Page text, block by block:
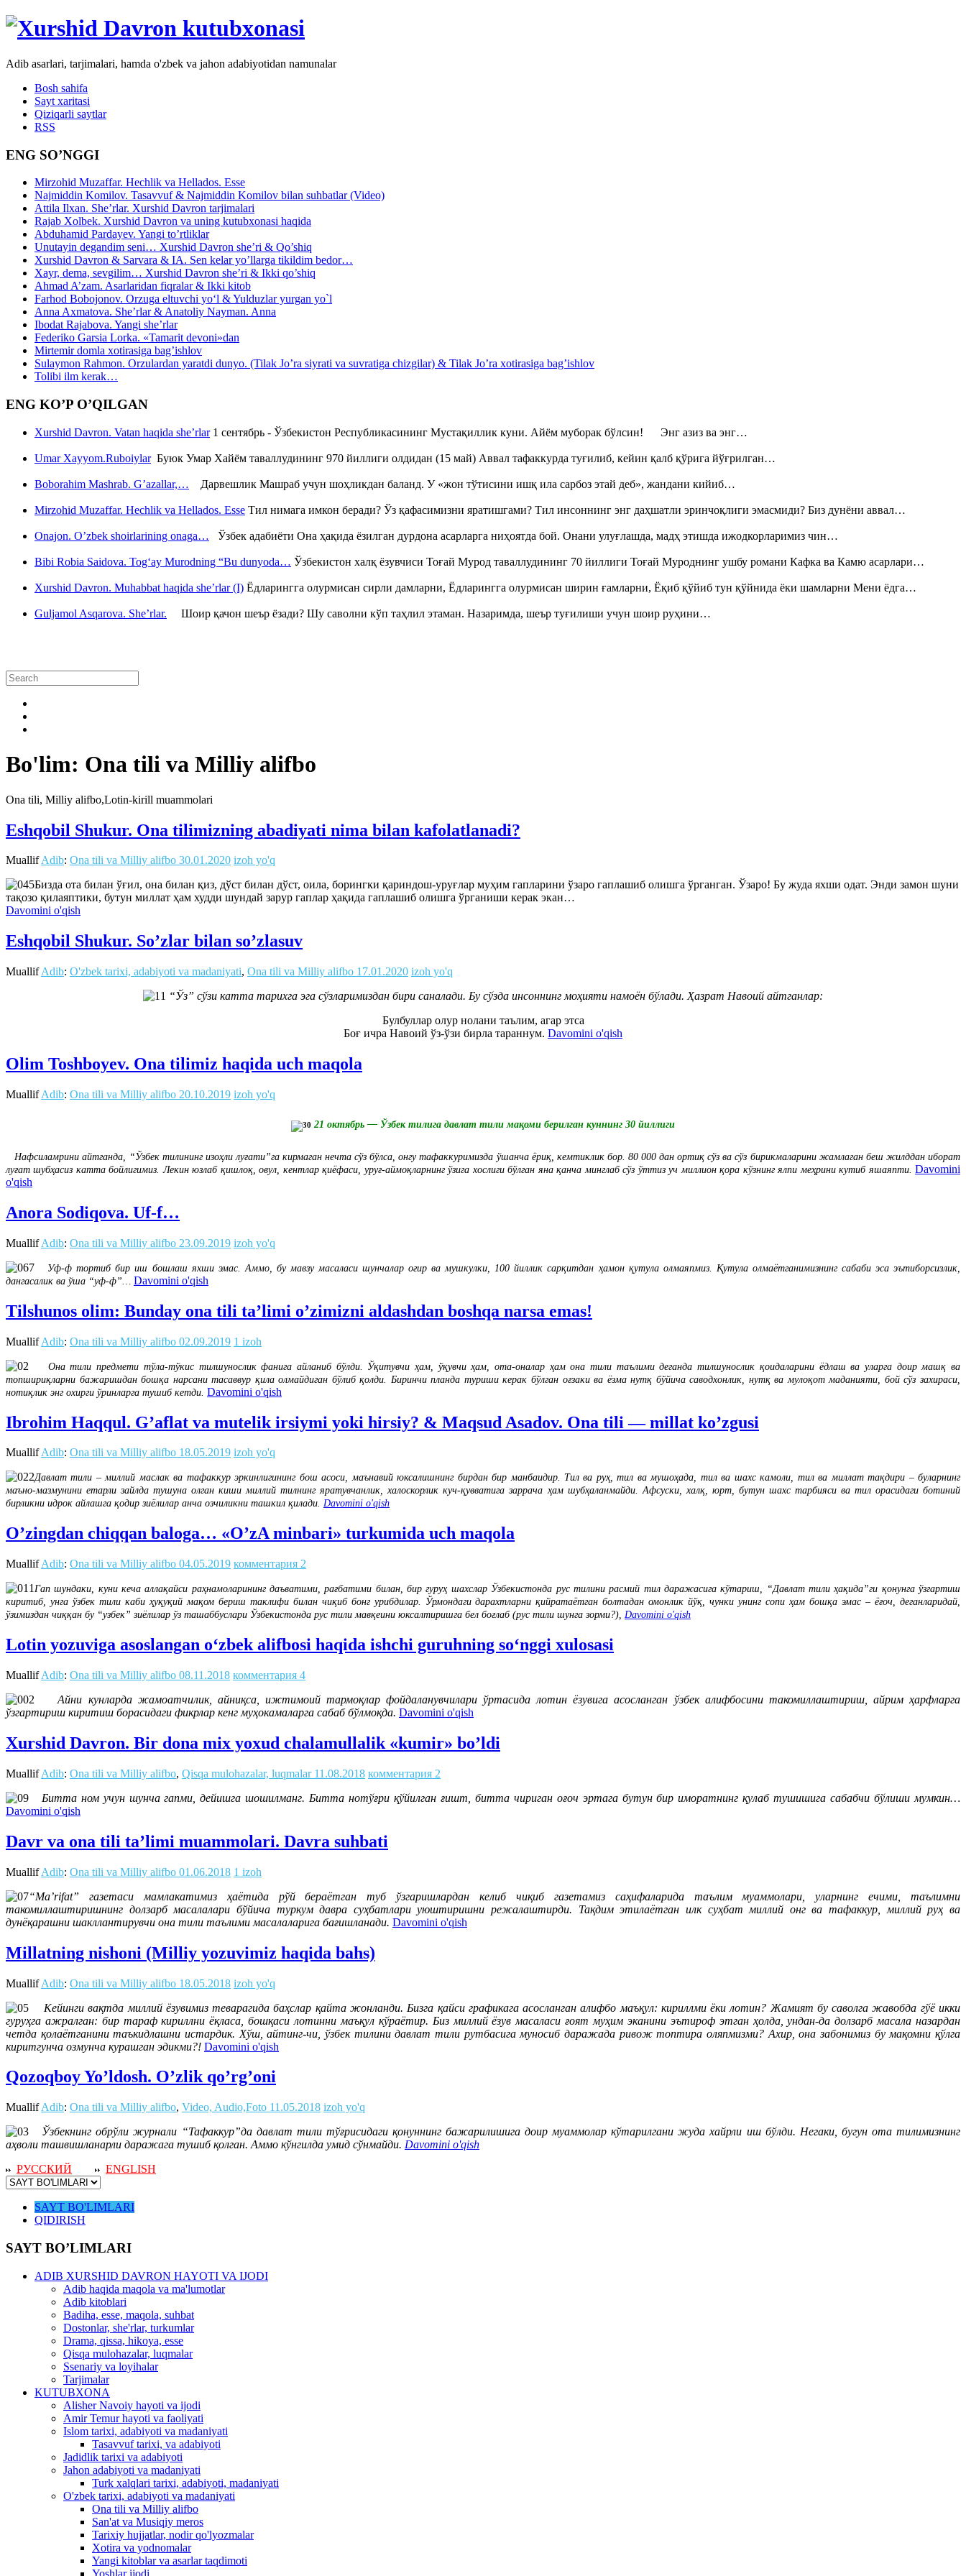
Adib asarlari, tarjimalari, hamda o'zbek va jahon adabiyotidan namunalar
Bosh sahifa
Sayt xaritasi
Qiziqarli saytlar
RSS
ENG SO’NGGI
Mirzohid Muzaffar. Hechlik va Hellados. Esse
Najmiddin Komilov. Tasavvuf & Najmiddin Komilov bilan suhbatlar (Video)
Attila Ilxan. She’rlar. Xurshid Davron tarjimalari
Rajab Xolbek. Xurshid Davron va uning kutubxonasi haqida
Abduhamid Pardayev. Yangi to’rtliklar
Unutayin degandim seni… Xurshid Davron she’ri & Qo’shiq
Xurshid Davron & Sarvara & IA. Sen kelar yo’llarga tikildim bedor…
Xayr, dema, sevgilim… Xurshid Davron she’ri & Ikki qo’shiq
Ahmad A’zam. Asarlaridan fiqralar & Ikki kitob
Farhod Bobojonov. Orzuga eltuvchi yo‘l & Yulduzlar yurgan yo`l
Anna Axmatova. She’rlar & Anatoliy Nayman. Anna
Ibodat Rajabova. Yangi she’rlar
Federiko Garsia Lorka. «Tamarit devoni»dan
Mirtemir domla xotirasiga bag’ishlov
Sulaymon Rahmon. Orzulardan yaratdi dunyo. (Tilak Jo’ra siyrati va suvratiga chizgilar) & Tilak Jo’ra xotirasiga bag’ishlov
Tolibi ilm kerak…
ENG KO’P O’QILGAN
Xurshid Davron. Vatan haqida she’rlar1 сентябрь - Ўзбекистон Республикасининг Мустақиллик куни. Айём муборак бўлсин! Энг азиз ва энг…
Umar Xayyom.RuboiylarБуюк Умар Хайём таваллудининг 970 йиллиги олдидан (15 май) Аввал тафаккурда туғилиб, кейин қалб қўрига йўғрилган…
Boborahim Mashrab. G’azallar,… Дарвешлик Машраб учун шоҳликдан баланд. У «жон тўтисини ишқ ила сарбоз этай деб», жандани кийиб…
Mirzohid Muzaffar. Hechlik va Hellados. Esse Тил нимага имкон беради? Ўз қафасимизни яратишгами? Тил инсоннинг энг даҳшатли эринчоқлиги эмасмиди? Биз дунёни аввал…
Onajon. O’zbek shoirlarining onaga… Ўзбек адабиёти Она ҳақида ёзилган дурдона асарларга ниҳоятда бой. Онани улуғлашда, мадҳ этишда ижодкорларимиз чин…
Bibi Robia Saidova. Tog‘ay Murodning “Bu dunyoda… Ўзбекистон халқ ёзувчиси Тоғай Мурод таваллудининг 70 йиллиги Тоғай Муроднинг ушбу романи Кафка ва Камю асарлари…
Xurshid Davron. Muhabbat haqida she’rlar (I) Ёдларингга олурмисан сирли дамларни, Ёдларингга олурмисан ширин ғамларни, Ёқиб қўйиб тун қўйнида ёки шамларни Мени ёдга…
Guljamol Asqarova. She’rlar. Шоир қачон шеър ёзади? Шу саволни кўп таҳлил этаман. Назаримда, шеър туғилиши учун шоир руҳини…
Bo'lim: Ona tili va Milliy alifbo
Ona tili, Milliy alifbo,Lotin-kirill muammolari
Eshqobil Shukur. Ona tilimizning abadiyati nima bilan kafolatlanadi?
MuallifAdib: Ona tili va Milliy alifbo 30.01.2020 izoh yo'q
Бизда ота билан ўғил, она билан қиз, дўст билан дўст, оила, борингки қариндош-уруғлар муҳим гапларини ўзаро гаплашиб олишга ўрганган. Ўзаро! Бу жуда яхши одат. Энди замон шуни
тақозо қилаяптики, бутун миллат ҳам худди шундай зарур гаплар ҳақида гаплашиб олишга ўрганиши керак экан…
Davomini o'qish
Eshqobil Shukur. So’zlar bilan so’zlasuv
MuallifAdib: O'zbek tarixi, adabiyoti va madaniyati, Ona tili va Milliy alifbo 17.01.2020 izoh yo'q
“Ўз” сўзи катта тарихга эга сўзларимиздан бири саналади. Бу сўзда инсоннинг моҳияти намоён бўлади. Ҳазрат Навоий айтганлар:
Булбуллар олур нолани таълим, агар этса
Боғ ичра Навоий ўз-ўзи бирла тараннум. Davomini o'qish
Olim Toshboyev. Ona tilimiz haqida uch maqola
MuallifAdib: Ona tili va Milliy alifbo 20.10.2019 izoh yo'q
21 октябрь — Ўзбек тилига давлат тили мақоми берилган куннинг 30 йиллиги
Нафсиламрини айтганда, “Ўзбек тилининг изоҳли луғати”га кирмаган нечта сўз бўлса, онгу тафаккуримизда ўшанча ёриқ, кемтиклик бор. 80 000 дан ортиқ сўз ва сўз бирикмаларини жамлаган беш жилддан иборат
луғат шубҳасиз катта бойлигимиз. Лекин юзлаб қишлоқ, овул, кентлар қиёфаси, уруғ-аймоқларнинг ўзига хослиги бўлган яна қанча минглаб сўз ўттиз уч миллион қора кўзнинг ялпи меҳрини кутиб яшаяпти. Davomini
o'qish
Anora Sodiqova. Uf-f…
MuallifAdib: Ona tili va Milliy alifbo 23.09.2019 izoh yo'q
Уф-ф тортиб бир иш бошлаш яхши эмас. Аммо, бу мавзу масаласи шунчалар оғир ва мушкулки, 100 йиллик сарқитдан ҳамон қутула олмаяпмиз. Қутула олмаётганимизнинг сабаби эса эътиборсизлик,
дангасалик ва ўша “уф-ф”… Davomini o'qish
Tilshunos olim: Bunday ona tili ta’limi o’zimizni aldashdan boshqa narsa emas!
MuallifAdib: Ona tili va Milliy alifbo 02.09.2019 1 izoh
Она тили предмети тўла-тўкис тилшунослик фанига айланиб бўлди. Ўқитувчи ҳам, ўқувчи ҳам, ота-оналар ҳам она тили таълими деганда тилшунослик қоидаларини ёдлаш ва уларга доир машқ ва
топшириқларни бажаришдан бошқа нарсани тасаввур қила олмайдиган бўлиб қолди. Биринчи планда туриши керак бўлган оғзаки ва ёзма нутқ бўйича саводхонлик, нутқ ва мулоқот маданияти, бой сўз захираси,
нотиқлик энг охирги ўринларга тушиб кетди. Davomini o'qish
Ibrohim Haqqul. G’aflat va mutelik irsiymi yoki hirsiy? & Maqsud Asadov. Ona tili — millat ko’zgusi
MuallifAdib: Ona tili va Milliy alifbo 18.05.2019 izoh yo'q
Давлат тили – миллий маслак ва тафаккур эркинлигининг бош асоси, маънавий юксалишнинг бирдан бир манбаидир. Тил ва руҳ, тил ва мушоҳада, тил ва шахс камоли, тил ва миллат тақдири – буларнинг
маъно-мазмунини етарли зайлда тушуна олган киши миллий тилнинг яратувчанлик, халоскорлик куч-қувватига заррача ҳам шубҳаланмайди. Афсуски, халқ, юрт, бутун шахс тарбияси ва тил орасидаги ботиний
бирликни идрок айлашга қодир зиёлилар анча озчиликни ташкил қилади. Davomini o'qish
O’zingdan chiqqan baloga… «O’zA minbari» turkumida uch maqola
MuallifAdib: Ona tili va Milliy alifbo 04.05.2019 комментария 2
Гап шундаки, куни кеча аллақайси раҳнамоларининг даъватими, рағбатими билан, бир гуруҳ шахслар Ўзбекистонда рус тилини расмий тил даражасига кўтариш, “Давлат тили ҳақида”ги қонунга ўзгартиш
киритиб, унга ўзбек тили каби ҳуқуқий мақом бериш таклифи билан чиқиб бонг урибдилар. Ўрмондаги дарахтларни қийратаётган болтадан омонлик йўқ, чунки унинг сопи ҳам бошқа эмас – ёғоч, деганларидай,
ўзимиздан чиққан бу “узбек” зиёлилар ўз ташаббуслари Ўзбекистонда рус тили мавқеини юксалтиришга бел боғлаб (рус тили шунга зорми?), Davomini o'qish
Lotin yozuviga asoslangan oʻzbek alifbosi haqida ishchi guruhning soʻnggi xulosasi
MuallifAdib: Ona tili va Milliy alifbo 08.11.2018 комментария 4
Айни кунларда жамоатчилик, айниқса, ижтимоий тармоқлар фойдаланувчилари ўртасида лотин ёзувига асосланган ўзбек алифбосини такомиллаштириш, айрим ҳарфларга
ўзгартириш киритиш борасидаги фикрлар кенг муҳокамаларга сабаб бўлмоқда. Davomini o'qish
Xurshid Davron. Bir dona mix yoxud chalamullalik «kumir» bo’ldi
MuallifAdib: Ona tili va Milliy alifbo, Qisqa mulohazalar, luqmalar 11.08.2018 комментария 2
Битта ном учун шунча гапми, дейишга шошилманг. Битта нотўғри қўйилган ғишт, битта чириган оғоч эртага бутун бир иморатнинг қулаб тушишига сабабчи бўлиши мумкин…
Davomini o'qish
Davr va ona tili ta’limi muammolari. Davra suhbati
MuallifAdib: Ona tili va Milliy alifbo 01.06.2018 1 izoh
“Ma’rifat” газетаси мамлакатимиз ҳаётида рўй бераётган туб ўзгаришлардан келиб чиқиб газетамиз саҳифаларида таълим муаммолари, уларнинг ечими, таълимни
такомиллаштиришнинг долзарб масалалари бўйича туркум давра суҳбатлари уюштиришни режалаштирди. Тақдим этилаётган илк суҳбат миллий онг ва тафаккур, миллий руҳ ва
дунёқарашни шакллантирувчи она тили таълими масалаларига бағишланади. Davomini o'qish
Millatning nishoni (Milliy yozuvimiz haqida bahs)
MuallifAdib: Ona tili va Milliy alifbo 18.05.2018 izoh yo'q
Кейинги вақтда миллий ёзувимиз теварагида баҳслар қайта жонланди. Бизга қайси графикага асосланган алифбо маъқул: кириллми ёки лотин? Жамият бу саволга жавобда гўё икки
гуруҳга ажралган: бир тараф кириллни ёқласа, бошқаси лотинни маъқул кўраётир. Биз миллий ёзув масаласи ғоят муҳим эканини эътироф этган ҳолда, ундан-да долзарб масала назардан
четда қолаётганини таъкидлашни истардик. Хўш, айтинг-чи, ўзбек тилини давлат тили рутбасига муносиб даражада ривож топтира оляпмизми? Ахир, она забонимиз бу мақомни қўлга
киритгунча озмунча курашган эдикми?! Davomini o'qish
Qozoqboy Yo’ldosh. O’zlik qo’rg’oni
MuallifAdib: Ona tili va Milliy alifbo, Video, Audio,Foto 11.05.2018 izoh yo'q
Ўзбекнинг обрўли журнали “Тафаккур”да давлат тили тўғрисидаги қонуннинг бажарилишига доир муаммолар кўтарилгани жуда хайрли иш бўлди. Негаки, бугун ота тилимизнинг
аҳволи ташвишланарли даражага тушиб қолган. Аммо кўнгилда умид сўнмайди. Davomini o'qish
РУССКИЙ
ENGLISH
SAYT BO'LIMLARI
QIDIRISH
SAYT BO’LIMLARI
ADIB XURSHID DAVRON HAYOTI VA IJODI
Adib haqida maqola va ma'lumotlar
Adib kitoblari
Badiha, esse, maqola, suhbat
Dostonlar, she'rlar, turkumlar
Drama, qissa, hikoya, esse
Qisqa mulohazalar, luqmalar
Ssenariy va loyihalar
Tarjimalar
KUTUBXONA
Alisher Navoiy hayoti va ijodi
Amir Temur hayoti va faoliyati
Islom tarixi, adabiyoti va madaniyati
Tasavvuf tarixi, va adabiyoti
Jadidlik tarixi va adabiyoti
Jahon adabiyoti va madaniyati
Turk xalqlari tarixi, adabiyoti, madaniyati
O'zbek tarixi, adabiyoti va madaniyati
Ona tili va Milliy alifbo
San'at va Musiqiy meros
Tarixiy hujjatlar, nodir qo'lyozmalar
Xotira va yodnomalar
Yangi kitoblar va asarlar taqdimoti
Yoshlar ijodi